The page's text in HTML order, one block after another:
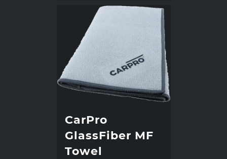
CarPro
GlassFiber MF
Towel